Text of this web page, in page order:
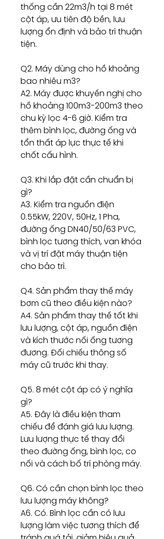
thống cần 22m3/h tại 8 mét
cột áp, ưu tiên độ bền, lưu
lượng ổn định và bảo trì thuận
tiện.
Q2. Máy dùng cho hồ khoảng
bao nhiêu m3?
A2. Máy được khuyến nghị cho
hồ khoảng 100m3-200m3 theo
chu kỳ lọc 4-6 giờ. Kiểm tra
thêm bình lọc, đường ống và
tổn thất áp lực thực tế khi
chốt cấu hình.
Q3. Khi lắp đặt cần chuẩn bị
gì?
A3. Kiểm tra nguồn điện
0.55kW, 220V, 50Hz, 1 Pha,
đường ống DN40/50/63 PVC,
bình lọc tương thích, van khóa
và vị trí đặt máy thuận tiện
cho bảo trì.
Q4. Sản phẩm thay thế máy
bơm cũ theo điều kiện nào?
A4. Sản phẩm thay thế tốt khi
lưu lượng, cột áp, nguồn điện
và kích thước nối ống tương
đương. Đối chiếu thông số
máy cũ trước khi thay.
Q5. 8 mét cột áp có ý nghĩa
gì?
A5. Đây là điều kiện tham
chiếu để đánh giá lưu lượng.
Lưu lượng thực tế thay đổi
theo đường ống, bình lọc, co
nối và cách bố trí phòng máy.
Q6. Có cần chọn bình lọc theo
lưu lượng máy không?
A6. Có. Bình lọc cần có lưu
lượng làm việc tương thích để